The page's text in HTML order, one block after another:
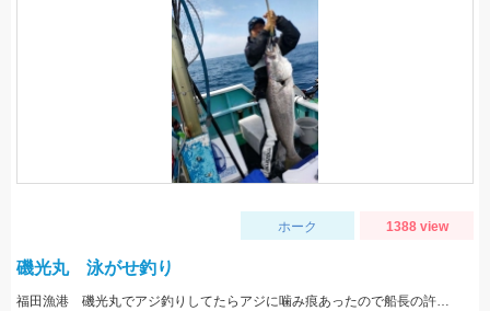
ホーク 1388 view
磯光丸 泳がせ釣り
福田漁港 磯光丸でアジ釣りしてたらアジに噛み痕あったので船長の許可もらって泳がせしていっぱつでした。